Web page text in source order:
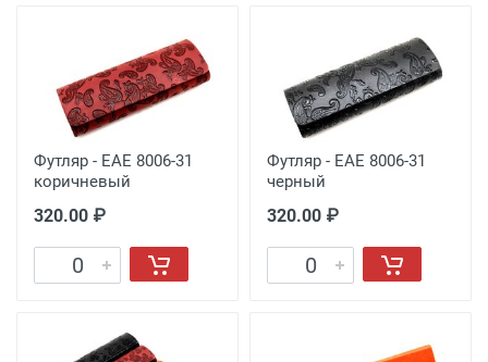
Футляр - EAE 8006-31
коричневый
320.00 ₽
Футляр - EAE 8006-31
черный
320.00 ₽